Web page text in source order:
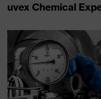
uvex Chemical